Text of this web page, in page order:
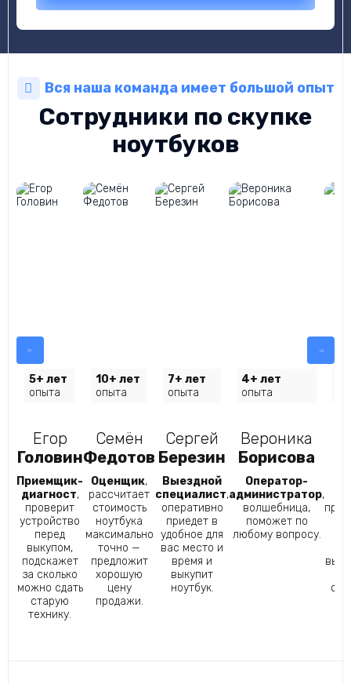
Вся наша команда имеет большой опыт
Сотрудники по скупке
ноутбуков
5+ лет
опыта
Егор
Головин
Приемщик-
диагност,
проверит
устройство
перед
выкупом,
подскажет
за сколько
можно сдать
старую
технику.
10+ лет
опыта
Семён
Федотов
Оценщик,
рассчитает
стоимость
ноутбука
максимально
точно —
предложит
хорошую
цену
продажи.
7+ лет
опыта
Сергей
Березин
Выездной
специалист,
оперативно
приедет в
удобное для
вас место и
время и
выкупит
ноутбук.
4+ лет
опыта
Вероника
Борисова
Оператор-
администратор,
волшебница,
поможет по
любому вопросу.